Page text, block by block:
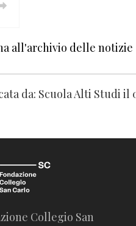
all'archivio delle notizie
da: Scuola Alti Studi il
Collegio San